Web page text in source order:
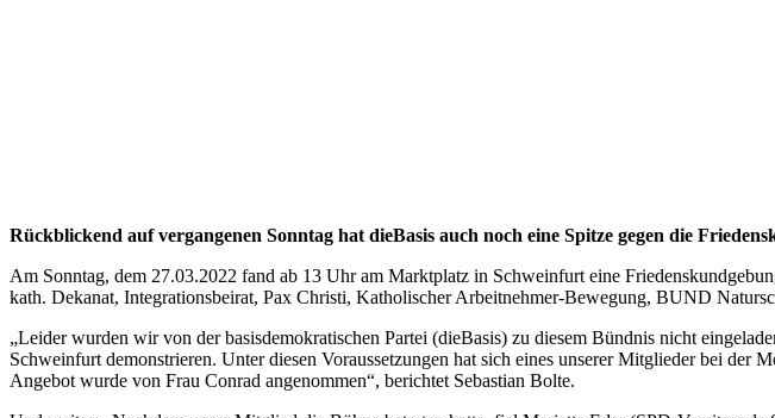
Rückblickend auf vergangenen Sonntag hat dieBasis auch noch eine Spitze gegen die
Am Sonntag, dem 27.03.2022 fand ab 13 Uhr am Marktplatz in Schweinfurt eine
kath. Dekanat, Integrationsbeirat, Pax Christi, Katholischer Arbeitnehmer-Bewegung, BUND
„Leider wurden wir von der basisdemokratischen Partei (dieBasis) zu diesem Bündnis nicht
Schweinfurt demonstrieren. Unter diesen Voraussetzungen hat sich eines unserer Mitglieder bei
Angebot wurde von Frau Conrad angenommen“, berichtet Sebastian Bolte.